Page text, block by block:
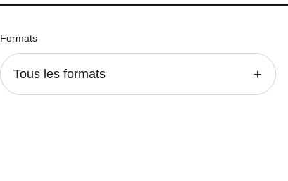
Formats
Tous les formats